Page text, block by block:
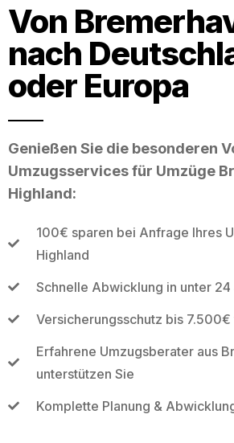
Von
nach
oder Europa
Genießen Sie die besonderen
Umzugsservices für Umzüge
Highland:
100€ sparen bei Anfrage Ihres
Highland
Schnelle Abwicklung in unter 24
Versicherungsschutz bis
Erfahrene Umzugsberater aus
unterstützen Sie
Komplette Planung &